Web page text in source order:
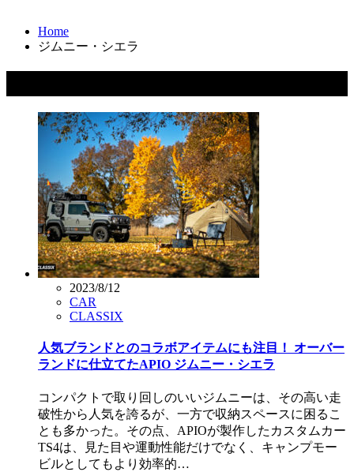
Home
ジムニー・シエラ
2023/8/12
CAR
CLASSIX
人気ブランドとのコラボアイテムにも注目！ オーバー
ランドに仕立てたAPIO ジムニー・シエラ
コンパクトで取り回しのいいジムニーは、その高い走
破性から人気を誇るが、一方で収納スペースに困るこ
とも多かった。その点、APIOが製作したカスタムカー
TS4は、見た目や運動性能だけでなく、キャンプモー
ビルとしてもより効率的…